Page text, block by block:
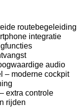
routebegeleiding
integratie
audio
– moderne cockpit
extra controle
rijden